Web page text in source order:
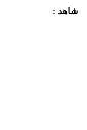
شاهد :